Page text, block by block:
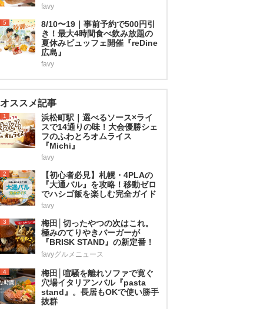
favy
5
8/10〜19｜事前予約で500円引
き！最大4時間食べ飲み放題の
夏休みビュッフェ開催『reDine
広島』
favy
オススメ記事
1
浜松町駅｜選べるソース×ライ
スで14通りの味！大会優勝シェ
フのふわとろオムライス
『Michi』
favy
2
【初心者必見】札幌・4PLAの
『大通バル』を攻略！移動ゼロ
でハシゴ飯を楽しむ完全ガイド
favy
3
梅田│切ったやつの次はこれ。
極みのてりやきバーガーが
『BRISK STAND』の新定番！
favyグルメニュース
4
梅田│喧騒を離れソファで寛ぐ
穴場イタリアンバル『pasta
stand』。長居もOKで使い勝手
抜群